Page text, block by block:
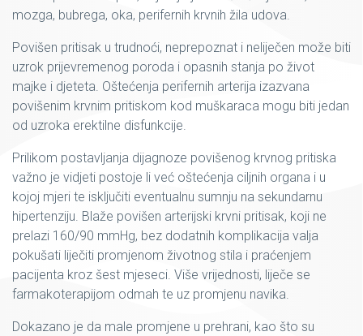
mozga, bubrega, oka, perifernih krvnih žila udova.
Povišen pritisak u trudnoći, neprepoznat i neliječen može biti
uzrok prijevremenog poroda i opasnih stanja po život
majke i djeteta. Oštećenja perifernih arterija izazvana
povišenim krvnim pritiskom kod muškaraca mogu biti jedan
od uzroka erektilne disfunkcije.
Prilikom postavljanja dijagnoze povišenog krvnog pritiska
važno je vidjeti postoje li već oštećenja ciljnih organa i u
kojoj mjeri te isključiti eventualnu sumnju na sekundarnu
hipertenziju. Blaže povišen arterijski krvni pritisak, koji ne
prelazi 160/90 mmHg, bez dodatnih komplikacija valja
pokušati liječiti promjenom životnog stila i praćenjem
pacijenta kroz šest mjeseci. Više vrijednosti, liječe se
farmakoterapijom odmah te uz promjenu navika.
Dokazano je da male promjene u prehrani, kao što su